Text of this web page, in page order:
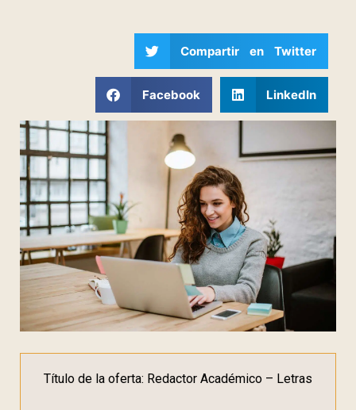
Compartir en Twitter
Facebook LinkedIn
Título de la oferta: Redactor Académico – Letras